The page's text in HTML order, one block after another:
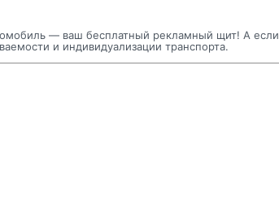
— ваш бесплатный рекламный щит! А
и индивидуализации транспорта.